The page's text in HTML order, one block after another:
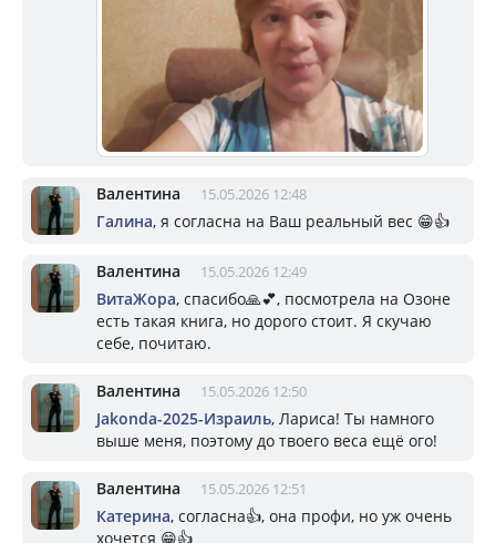
Валентина 15.05.2026 12:48
Галина, я согласна на Ваш реальный вес 😁👍
Валентина 15.05.2026 12:49
ВитаЖора, спасибо🙏💕, посмотрела на Озоне
есть такая книга, но дорого стоит. Я скучаю
себе, почитаю.
Валентина 15.05.2026 12:50
Jakonda-2025-Израиль, Лариса! Ты намного
выше меня, поэтому до твоего веса ещё ого!
Валентина 15.05.2026 12:51
Катерина, согласна👍, она профи, но уж очень
хочется 😁👍